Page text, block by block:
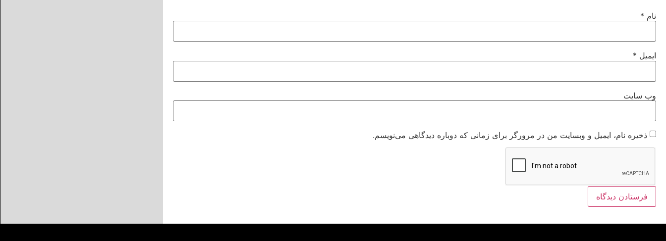
نام *
ایمیل *
وب‌ سایت
ذخیره نام، ایمیل و وبسایت من در مرورگر برای زمانی که دوباره دیدگاهی می‌نویسم.